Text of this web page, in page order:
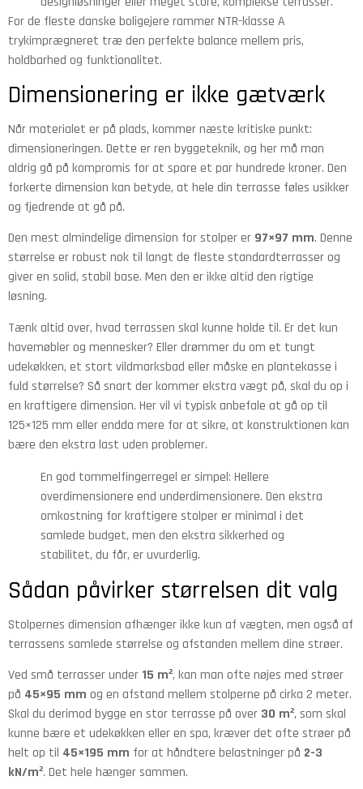
For de fleste danske boligejere rammer NTR-klasse A
trykimprægneret træ den perfekte balance mellem pris,
holdbarhed og funktionalitet.
Dimensionering er ikke gætværk
Når materialet er på plads, kommer næste kritiske punkt:
dimensioneringen. Dette er ren byggeteknik, og her må man
aldrig gå på kompromis for at spare et par hundrede kroner. Den
forkerte dimension kan betyde, at hele din terrasse føles usikker
og fjedrende at gå på.
Den mest almindelige dimension for stolper er 97×97 mm. Denne
størrelse er robust nok til langt de fleste standardterrasser og
giver en solid, stabil base. Men den er ikke altid den rigtige
løsning.
Tænk altid over, hvad terrassen skal kunne holde til. Er det kun
havemøbler og mennesker? Eller drømmer du om et tungt
udekøkken, et stort vildmarksbad eller måske en plantekasse i
fuld størrelse? Så snart der kommer ekstra vægt på, skal du op i
en kraftigere dimension. Her vil vi typisk anbefale at gå op til
125×125 mm eller endda mere for at sikre, at konstruktionen kan
bære den ekstra last uden problemer.
En god tommelfingerregel er simpel: Hellere
overdimensionere end underdimensionere. Den ekstra
omkostning for kraftigere stolper er minimal i det
samlede budget, men den ekstra sikkerhed og
stabilitet, du får, er uvurderlig.
Sådan påvirker størrelsen dit valg
Stolpernes dimension afhænger ikke kun af vægten, men også af
terrassens samlede størrelse og afstanden mellem dine strøer.
Ved små terrasser under 15 m², kan man ofte nøjes med strøer
på 45×95 mm og en afstand mellem stolperne på cirka 2 meter.
Skal du derimod bygge en stor terrasse på over 30 m², som skal
kunne bære et udekøkken eller en spa, kræver det ofte strøer på
helt op til 45×195 mm for at håndtere belastninger på 2-3
kN/m². Det hele hænger sammen.